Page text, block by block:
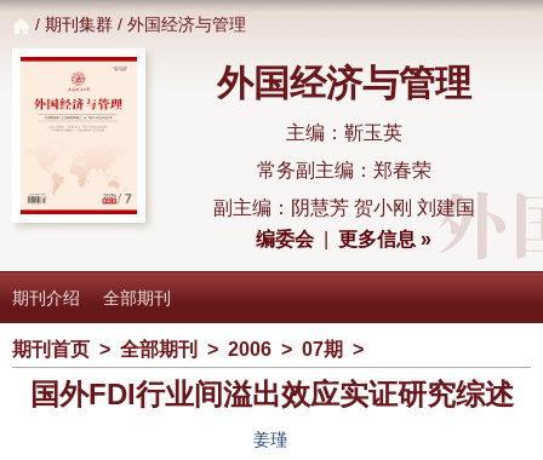
/ 期刊集群 / 外国经济与管理
外国经济与管理
主编：靳玉英
常务副主编：郑春荣
副主编：阴慧芳 贺小刚 刘建国
编委会|更多信息 »
期刊介绍 全部期刊
期刊首页 > 全部期刊 > 2006 > 07期 >
国外FDI行业间溢出效应实证研究综述
姜瑾